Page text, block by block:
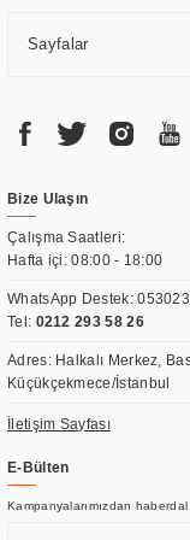
Sayfalar
Bize Ulaşın
Çalışma Saatleri:
Hafta içi: 08:00 - 18:00
WhatsApp Destek:
Tel: 0212 293 58 26
Adres: Halkalı Merkez,
Küçükçekmece/İstanbul
İletişim Sayfası
E-Bülten
Kampanyalarımızdan haberdal